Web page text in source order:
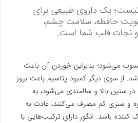
یک داروی طبیعی برای
حافظه، سلامت چشم،
نجات قلب شما است.
می‌شود؛ بنابراین خوردن آن باعث
از سوی دیگر کمبود پتاسیم باعث بروز
سنین بالا و سالمندی می‌شود، به
و سبزی کم مصرف می‌کنند، عادت به
باشد. انگور دارای ترکیب‌هایی با